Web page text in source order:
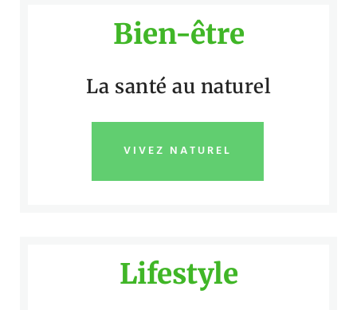
Bien-être
La santé au naturel
VIVEZ NATUREL
Lifestyle